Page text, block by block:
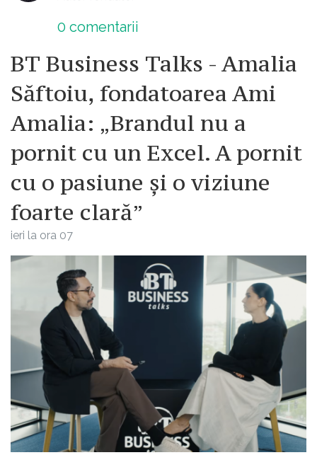
0 comentarii
BT Business Talks - Amalia
Săftoiu, fondatoarea Ami
Amalia: „Brandul nu a
pornit cu un Excel. A pornit
cu o pasiune și o viziune
foarte clară”
ieri la ora 07